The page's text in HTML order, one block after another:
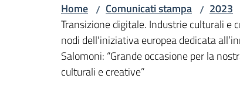
Home / Comunicati stampa / 2023
Transizione digitale. Industrie culturali e
nodi dell’iniziativa europea dedicata
Salomoni: “Grande occasione per la
culturali e creative”